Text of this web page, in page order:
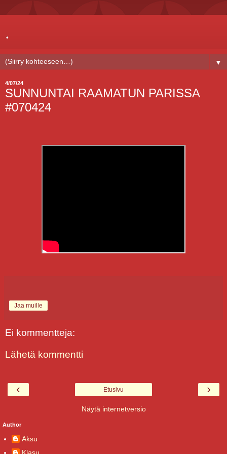
.
▼
4/07/24
SUNNUNTAI RAAMATUN PARISSA
#070424
Jaa muille
Ei kommentteja:
Lähetä kommentti
‹ ›
Etusivu
Näytä internetversio
Author
Aksu